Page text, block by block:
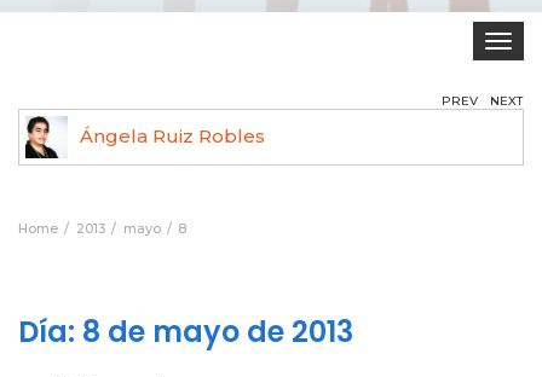
Toggle
Ángela Ruiz Robles
PREV NEXT
Home 2013 mayo 8
Día: 8 de mayo de 2013